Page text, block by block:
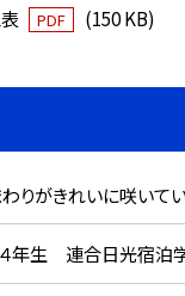
PDF (150 KB)
りがきれいに咲いて
年生 連合日光宿泊